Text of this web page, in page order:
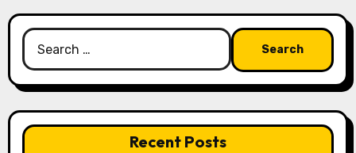
Search
for:
Recent Posts